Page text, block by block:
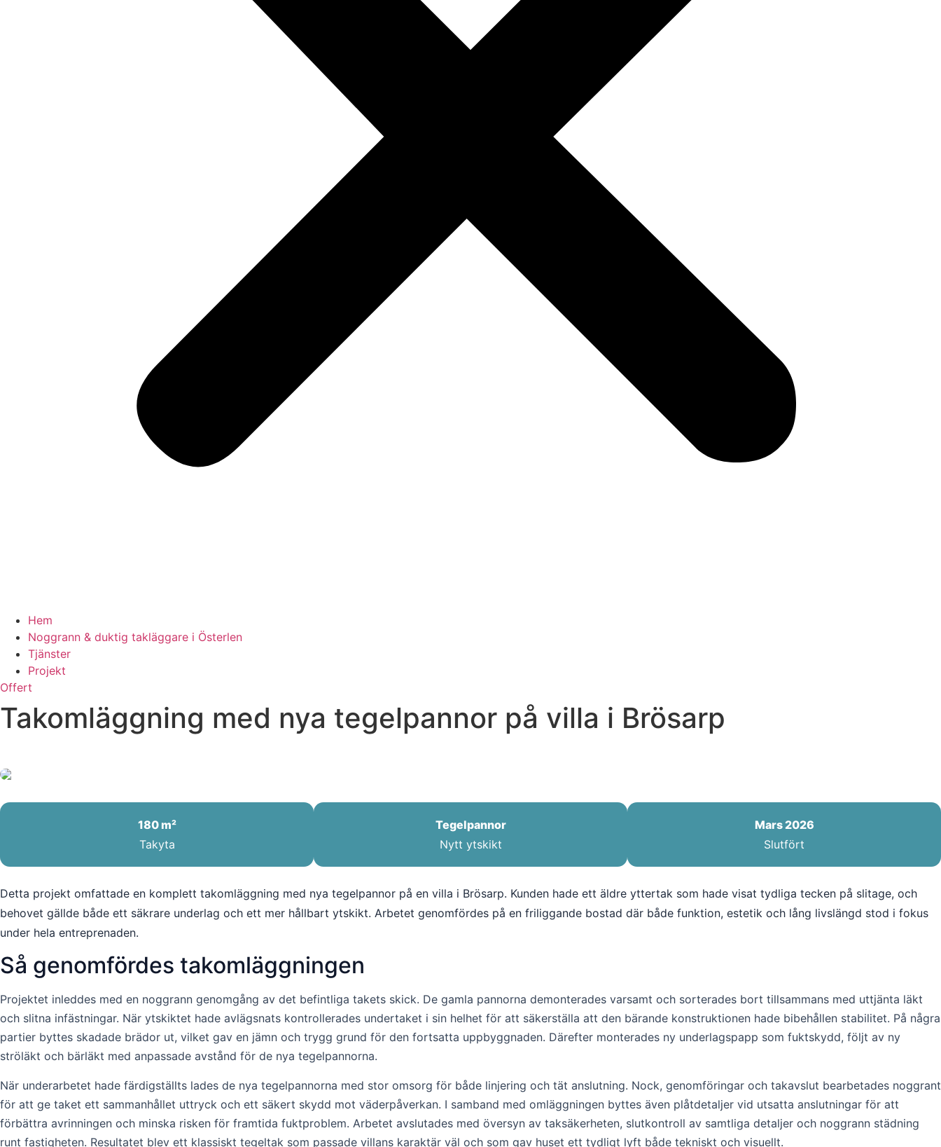
Hem
Noggrann & duktig takläggare i Österlen
Tjänster
Projekt
Offert
Takomläggning med nya tegelpannor på villa i Brösarp
180 m²
Takyta
Tegelpannor
Nytt ytskikt
Mars 2026
Slutfört
Detta projekt omfattade en komplett takomläggning med nya tegelpannor på en villa i Brösarp. Kunden hade ett äldre yttertak som hade visat tydliga tecken på slitage, och
behovet gällde både ett säkrare underlag och ett mer hållbart ytskikt. Arbetet genomfördes på en friliggande bostad där både funktion, estetik och lång livslängd stod i fokus
under hela entreprenaden.
Så genomfördes takomläggningen
Projektet inleddes med en noggrann genomgång av det befintliga takets skick. De gamla pannorna demonterades varsamt och sorterades bort tillsammans med uttjänta läkt
och slitna infästningar. När ytskiktet hade avlägsnats kontrollerades undertaket i sin helhet för att säkerställa att den bärande konstruktionen hade bibehållen stabilitet. På några
partier byttes skadade brädor ut, vilket gav en jämn och trygg grund för den fortsatta uppbyggnaden. Därefter monterades ny underlagspapp som fuktskydd, följt av ny
ströläkt och bärläkt med anpassade avstånd för de nya tegelpannorna.
När underarbetet hade färdigställts lades de nya tegelpannorna med stor omsorg för både linjering och tät anslutning. Nock, genomföringar och takavslut bearbetades noggrant
för att ge taket ett sammanhållet uttryck och ett säkert skydd mot väderpåverkan. I samband med omläggningen byttes även plåtdetaljer vid utsatta anslutningar för att
förbättra avrinningen och minska risken för framtida fuktproblem. Arbetet avslutades med översyn av taksäkerheten, slutkontroll av samtliga detaljer och noggrann städning
runt fastigheten. Resultatet blev ett klassiskt tegeltak som passade villans karaktär väl och som gav huset ett tydligt lyft både tekniskt och visuellt.